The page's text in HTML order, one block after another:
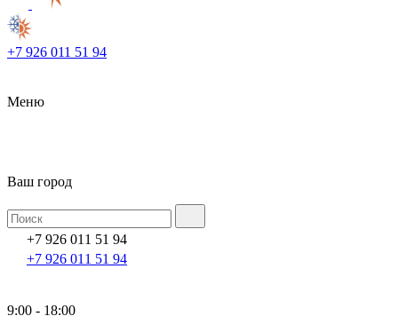
+7 926 011 51 94
Меню
Ваш город
+7 926 011 51 94
+7 926 011 51 94
9:00 - 18:00